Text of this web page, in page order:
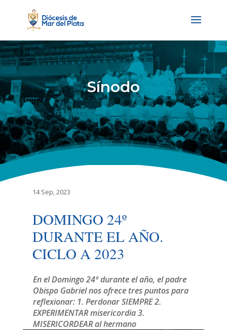
Sínodo
14 Sep, 2023
DOMINGO 24º
DURANTE EL AÑO.
CICLO A 2023
En el Domingo 24º durante el año, el padre
Obispo Gabriel nos ofrece tres puntos para
reflexionar: 1. Perdonar SIEMPRE 2.
EXPERIMENTAR misericordia 3.
MISERICORDEAR al hermano